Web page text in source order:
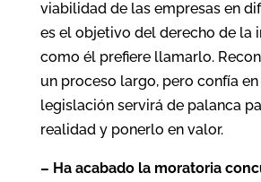
viabilidad de las empresas en
es el objetivo del derecho de la
como él prefiere llamarlo.
un proceso largo, pero confía
legislación servirá de palanca
realidad y ponerlo en valor.
– Ha acabado la moratoria